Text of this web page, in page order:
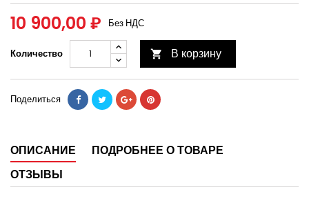
10 900,00 ₽ Без НДС
Количество  В корзину
Поделиться
ОПИСАНИЕ
ПОДРОБНЕЕ О ТОВАРЕ
ОТЗЫВЫ